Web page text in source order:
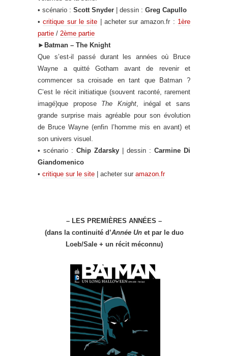
• scénario : Scott Snyder | dessin : Greg Capullo
•critique sur le site | acheter sur amazon.fr : 1ère
partie / 2ème partie
► Batman – The Knight
Que s’est-il passé durant les années où Bruce
Wayne a quitté Gotham avant de revenir et
commencer sa croisade en tant que Batman ?
C’est le récit initiatique (souvent raconté, rarement
imagé)que propose The Knight, inégal et sans
grande surprise mais agréable pour son évolution
de Bruce Wayne (enfin l’homme mis en avant) et
son univers visuel.
• scénario : Chip Zdarsky | dessin : Carmine Di
Giandomenico
• critique sur le site | acheter sur amazon.fr
– LES PREMIÈRES ANNÉES –
(dans la continuité d’Année Unet par le duo
Loeb/Sale + un récit méconnu)